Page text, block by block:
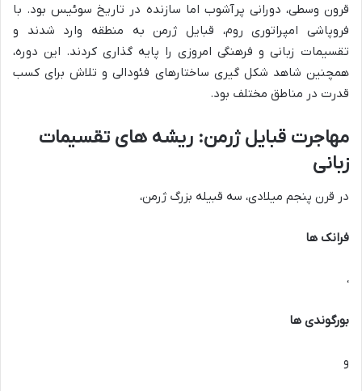
قرون وسطی، دورانی پرآشوب اما سازنده در تاریخ سوئیس بود. با
فروپاشی امپراتوری روم، قبایل ژرمن به منطقه وارد شدند و
تقسیمات زبانی و فرهنگی امروزی را پایه گذاری کردند. این دوره،
همچنین شاهد شکل گیری ساختارهای فئودالی و تلاش برای کسب
قدرت در مناطق مختلف بود.
مهاجرت قبایل ژرمن: ریشه های تقسیمات
زبانی
در قرن پنجم میلادی، سه قبیله بزرگ ژرمن،
فرانک ها
،
بورگوندی ها
و